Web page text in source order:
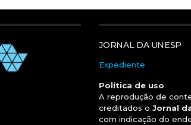
JORNAL DA UNESP
Expediente
Política de uso
A reprodução de
creditados oJornal
com indicação do